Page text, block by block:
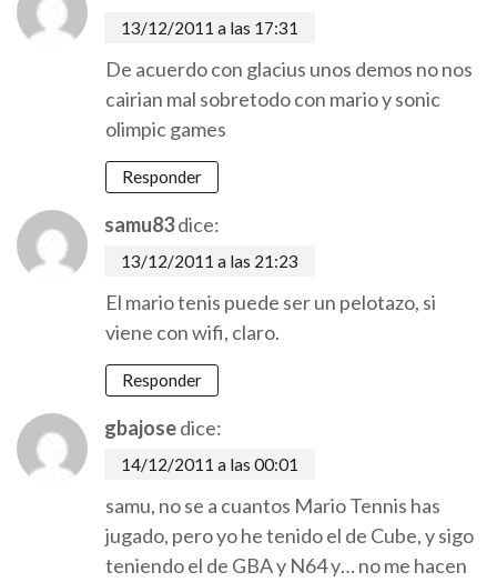
13/12/2011 a las 17:31
De acuerdo con glacius unos demos no nos
cairian mal sobretodo con mario y sonic
olimpic games
Responder
samu83dice:
13/12/2011 a las 21:23
El mario tenis puede ser un pelotazo, si
viene con wifi, claro.
Responder
gbajosedice:
14/12/2011 a las 00:01
samu, no se a cuantos Mario Tennis has
jugado, pero yo he tenido el de Cube, y sigo
teniendo el de GBA y N64 y… no me hacen